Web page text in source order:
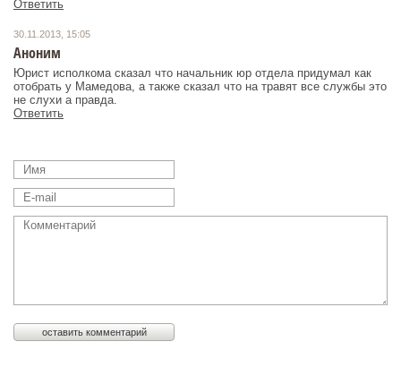
Ответить
30.11.2013, 15:05
Аноним
Юрист исполкома сказал что начальник юр отдела придумал как
отобрать у Мамедова, а также сказал что на травят все службы это
не слухи а правда.
Ответить